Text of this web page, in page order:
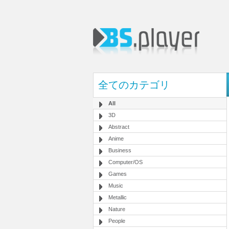
全てのカテゴリ
All
3D
Abstract
Anime
Business
Computer/OS
Games
Music
Metallic
Nature
People